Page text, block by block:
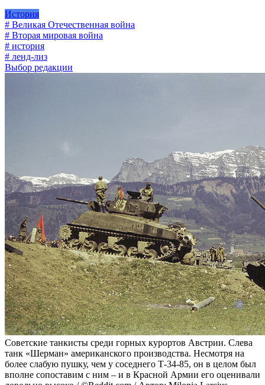
История
# Великая Отечественная война
# Вторая мировая война
# история
# ленд-лиз
Выбор редакции
Советские танкисты среди горных курортов Австрии. Слева
танк «Шерман» американского производства. Несмотря на
более слабую пушку, чем у соседнего Т-34-85, он в целом был
вполне сопоставим с ним – и в Красной Армии его оценивали